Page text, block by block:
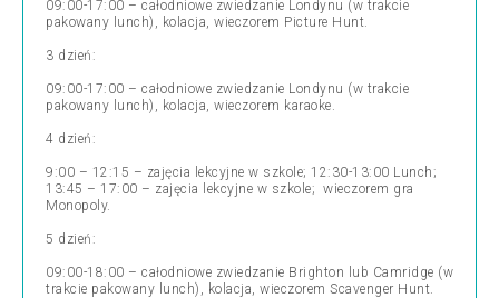
09:00-17:00 – całodniowe zwiedzanie Londynu (w trakcie
pakowany lunch), kolacja, wieczorem Picture Hunt.
3 dzień:
09:00-17:00 – całodniowe zwiedzanie Londynu (w trakcie
pakowany lunch), kolacja, wieczorem karaoke.
4 dzień:
9:00 – 12:15 – zajęcia lekcyjne w szkole; 12:30-13:00 Lunch;
13:45 – 17:00 – zajęcia lekcyjne w szkole; wieczorem gra
Monopoly.
5 dzień:
09:00-18:00 – całodniowe zwiedzanie Brighton lub Camridge (w
trakcie pakowany lunch), kolacja, wieczorem Scavenger Hunt.